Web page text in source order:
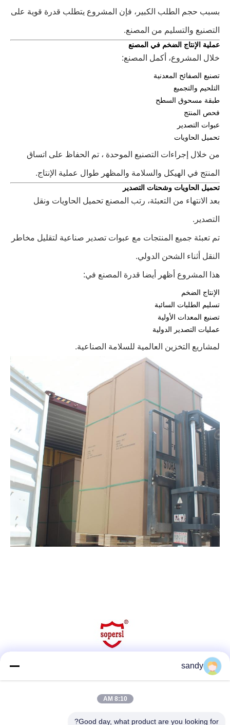
بسبب حجم الطلب الكبير، فإن المشروع يتطلب قدرة قوية على
التصنيع والتسليم من المصنع.
عملية الإنتاج الضخم في المصنع
خلال المشروع، أكمل المصنع:
تصنيع الصفائح المعدنية
التلحيم والتجميع
طبقة مسحوق السطح
فحص المنتج
عبوات التصدير
تحميل الحاويات
من خلال إجراءات التصنيع الموحدة ، تم الحفاظ على اتساق
المنتج في الهيكل والسلامة والمظهر طوال عملية الإنتاج.
تحميل الحاويات وشحنات التصدير
بعد الانتهاء من التعبئة، رتب المصنع تحميل الحاويات ونقل
التصدير.
تم تعبئة جميع المنتجات مع عبوات تصدير صناعية لتقليل مخاطر
النقل أثناء الشحن الدولي.
هذا المشروع أظهر أيضا قدرة المصنع في:
الإنتاج الضخم
تسليم الطلبات السائبة
تصنيع المعدات الأولية
عمليات التصدير الدولية
لمشاريع التخزين العالمية للسلامة الصناعية.
اتصل سريعًا
sandy
8:10 AM
Good day, what product are you looking for?